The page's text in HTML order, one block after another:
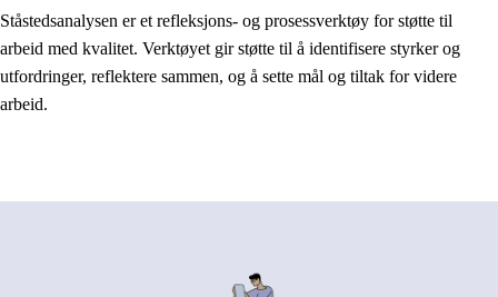
Ståstedsanalysen er et refleksjons- og prosessverktøy for støtte til
arbeid med kvalitet. Verktøyet gir støtte til å identifisere styrker og
utfordringer, reflektere sammen, og å sette mål og tiltak for videre
arbeid.